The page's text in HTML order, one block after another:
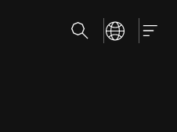
ZoekenSelect your